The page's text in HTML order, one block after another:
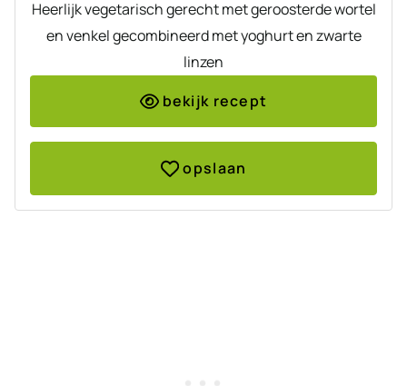
Heerlijk vegetarisch gerecht met geroosterde wortel
en venkel gecombineerd met yoghurt en zwarte
linzen
bekijk recept
opslaan